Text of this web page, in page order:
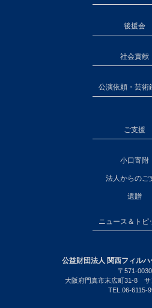
後援会
社会貢献
公演依頼・芸術
ご支援
小口寄附
法人からのご
遺贈
ニュース＆トピ
公益財団法人 関西フィル
〒571-0030
大阪府門真市末広町31-8 サ
TEL.06-6115-